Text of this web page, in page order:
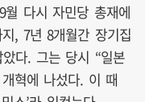
월 다시 자민당 총재에
, 7년 8개월간 장기집
다. 그는 당시 “일본
혁에 나섰다. 이 때